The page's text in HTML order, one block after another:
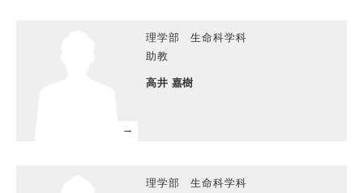
理学部 生命科学科
助教
高井 嘉樹
理学部 生命科学科